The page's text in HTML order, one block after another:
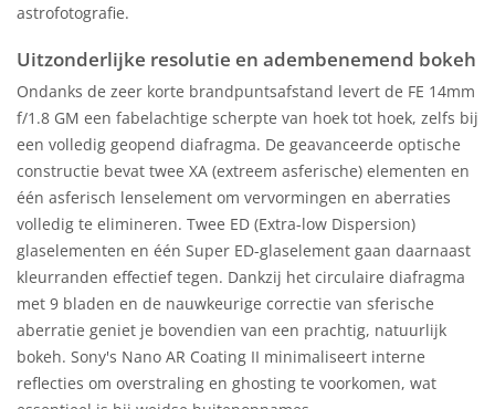
astrofotografie.
Uitzonderlijke resolutie en adembenemend bokeh
Ondanks de zeer korte brandpuntsafstand levert de FE 14mm
f/1.8 GM een fabelachtige scherpte van hoek tot hoek, zelfs bij
een volledig geopend diafragma. De geavanceerde optische
constructie bevat twee XA (extreem asferische) elementen en
één asferisch lenselement om vervormingen en aberraties
volledig te elimineren. Twee ED (Extra-low Dispersion)
glaselementen en één Super ED-glaselement gaan daarnaast
kleurranden effectief tegen. Dankzij het circulaire diafragma
met 9 bladen en de nauwkeurige correctie van sferische
aberratie geniet je bovendien van een prachtig, natuurlijk
bokeh. Sony's Nano AR Coating II minimaliseert interne
reflecties om overstraling en ghosting te voorkomen, wat